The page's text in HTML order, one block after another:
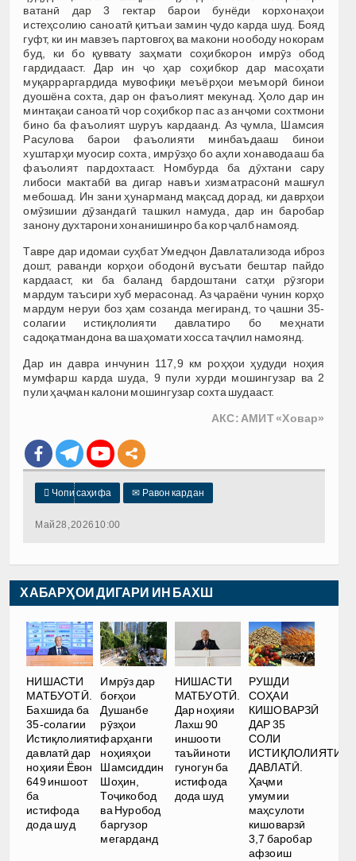
ватанӣ дар 3 гектар барои бунёди корхонаҳои
истеҳсолию саноатӣ қитъаи замин ҷудо карда шуд. Бояд
гуфт, ки ин мавзеъ партовгоҳ ва макони ноободу нокорам
буд, ки бо қуввату заҳмати соҳибкорон имрӯз обод
гардидааст. Дар ин ҷо ҳар соҳибкор дар масоҳати
муқарраргардида мувофиқи меъёрҳои меъморӣ бинои
дуошёна сохта, дар он фаъолият мекунад. Ҳоло дар ин
минтақаи саноатӣ чор соҳибкор пас аз анҷоми сохтмони
бино ба фаъолият шуруъ кардаанд. Аз ҷумла, Шамсия
Расулова барои фаъолияти минбаъдааш бинои
хуштарҳи муосир сохта, имрӯзҳо бо аҳли хонаводааш ба
фаъолият пардохтааст. Номбурда ба дӯхтани сару
либоси мактабӣ ва дигар навъи хизматрасонӣ машғул
мебошад. Ин зани ҳунарманд мақсад дорад, ки даврҳои
омӯзишии дӯзандагӣ ташкил намуда, дар ин баробар
занону духтарони хонанишинро ба кор ҷалб намояд.
Тавре дар идомаи суҳбат Умедҷон Давлатализода иброз
дошт, раванди корҳои ободонӣ вусъати бештар пайдо
кардааст, ки ба баланд бардоштани сатҳи рӯзгори
мардум таъсири хуб мерасонад. Аз ҷараёни чунин корҳо
мардум неруи боз ҳам созанда мегиранд, то ҷашни 35-
солагии истиқлолияти давлатиро бо меҳнати
садоқатмандона ва шаҳомати хосса таҷлил намоянд.
Дар ин давра инчунин 117,9 км роҳҳои ҳудуди ноҳия
мумфарш карда шуда, 9 пули хурди мошингузар ва 2
пули ҳаҷман калони мошингузар сохта шудааст.
АКС: АМИТ «Ховар»
 Чопи саҳифа ✉ Равон кардан
Май 28, 2026 10:00
ХАБАРҲОИ ДИГАРИ ИН БАХШ
НИШАСТИ
МАТБУОТӢ.
Бахшида ба
35-солагии
Истиқлолияти
давлатӣ дар
ноҳияи Ёвон
649 иншоот
ба
истифода
дода шуд
Имрӯз дар
боғҳои
Душанбе
рӯзҳои
фарҳанги
ноҳияҳои
Шамсиддин
Шоҳин,
Тоҷикобод
ва Нуробод
баргузор
мегарданд
НИШАСТИ
МАТБУОТӢ.
Дар ноҳияи
Лахш 90
иншооти
таъйиноти
гуногун ба
истифода
дода шуд
РУШДИ
СОҲАИ
КИШОВАРЗӢ
ДАР 35
СОЛИ
ИСТИҚЛОЛИЯТИ
ДАВЛАТӢ.
Ҳаҷми
умумии
маҳсулоти
кишоварзӣ
3,7 баробар
афзоиш